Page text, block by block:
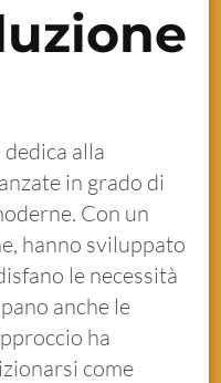
dedica alla
in grado di
Con un
hanno sviluppato
le necessità
anche le
ha
come